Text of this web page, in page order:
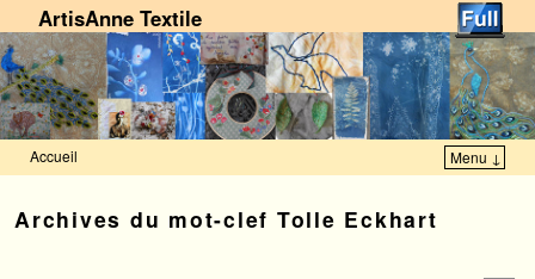
ArtisAnne Textile
Accueil Menu ↓
Archives du mot-clef Tolle Eckhart